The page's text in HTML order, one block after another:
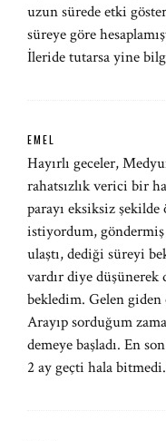
uzun sürede etki
süreye göre
İleride tutarsa yine
EMEL
Hayırlı geceler,
rahatsızlık verici bir
parayı eksiksiz
istiyordum,
ulaştı, dediği süreyi
vardır diye düşünerek
bekledim. Gelen giden
Arayıp sorduğum
demeye başladı. En
2 ay geçti hala